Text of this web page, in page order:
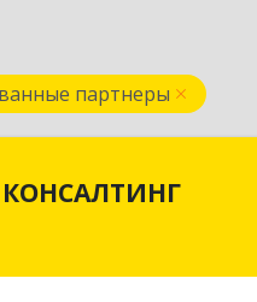
партнеры
КОНСАЛТИНГ
Калужская обл, Обнинск г,